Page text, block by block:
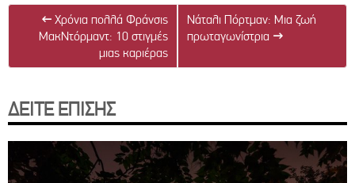
← Χρόνια πολλά Φράνσις
ΜακΝτόρμαντ: 10 στιγμές
μιας καριέρας
Νάταλι Πόρτμαν: Μια ζωή
πρωταγωνίστρια →
ΔΕΙΤΕ ΕΠΙΣΗΣ